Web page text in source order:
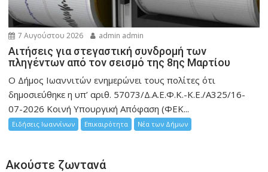
7 Αυγούστου 2026 admin admin
Αιτήσεις για στεγαστική συνδρομή των
πληγέντων από τον σεισμό της 8ης Μαρτίου
Ο Δήμος Ιωαννιτών ενημερώνει τους πολίτες ότι
δημοσιεύθηκε η υπ’ αριθ. 57073/Δ.Α.Ε.Φ.Κ.-Κ.Ε./Α325/16-
07-2026 Κοινή Υπουργική Απόφαση (ΦΕΚ...
Ειδήσεις Ιωαννίνων Επικαιρότητα Νέα των Δήμων
Ακούστε ζωντανά